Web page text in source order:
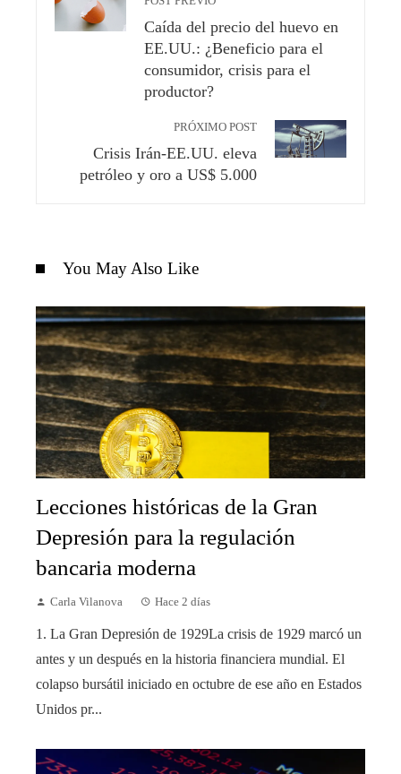
Caída del precio del huevo en
EE.UU.: ¿Beneficio para el
consumidor, crisis para el
productor?
PRÓXIMO POST
Crisis Irán-EE.UU. eleva
petróleo y oro a US$ 5.000
You May Also Like
Lecciones históricas de la Gran
Depresión para la regulación
bancaria moderna
Carla Vilanova Hace 2 días
1. La Gran Depresión de 1929La crisis de 1929 marcó un
antes y un después en la historia financiera mundial. El
colapso bursátil iniciado en octubre de ese año en Estados
Unidos pr...